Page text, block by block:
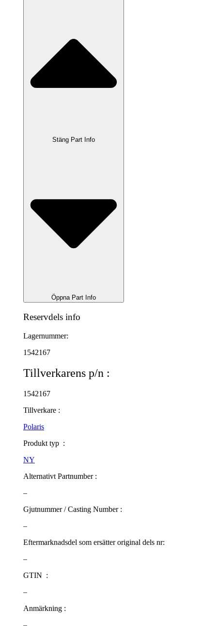
Stäng Part Info
Öppna Part Info
Reservdels info
Lagernummer:
1542167
Tillverkarens p/n :
1542167
Tillverkare :
Polaris
Produkt typ :
NY
Alternativt Partnumber :
–
Gjutnummer / Casting Number :
–
Eftermarknadsdel som ersätter original dels nr:
–
GTIN :
–
Anmärkning :